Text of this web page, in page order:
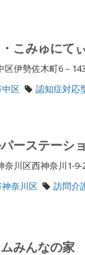
こみゅにて
区伊勢佐木町6－
区
認知症対応
ーステーシ
奈川区西神奈川1-
奈川区
訪問介
みんなの家